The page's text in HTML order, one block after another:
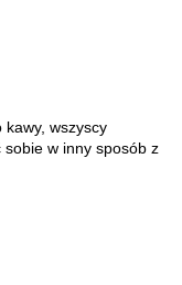
kawy, wszyscy
w inny sposób z
kawy. Liczba
rośnie. Z
do kawy,
w nich
Szybko, smacznie i